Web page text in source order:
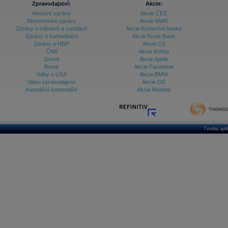
Archiv - Vývoj české koruny
Archiv analýz - Makroukazatele
Ceny průmyslových výrobců - Data a prognózy
Ceny průmyslových výrobců - Graf (ČR)
Ceny průmyslových výrobců - Kalendář (ČR)
Ceny průmyslových výrobců - Zpravodajství
Databanka - Ceny
Zpravodajství:
Akciové zprávy
Ekonomické zprávy
Zprávy o měnách a sazbách
Zprávy o komoditách
Zprávy o HDP
ČNB
Grexit
Brexit
Volby v USA
Video zpravodajství
Investiční komentáře
Akcie:
Akcie ČEZ
Akcie NWR
Akcie Komerční banka
Akcie Erste Bank
Akcie O2
Akcie Kofola
Akcie Apple
Akcie Facebook
Akcie BMW
Akcie GE
Akcie Moneta
Tvorba